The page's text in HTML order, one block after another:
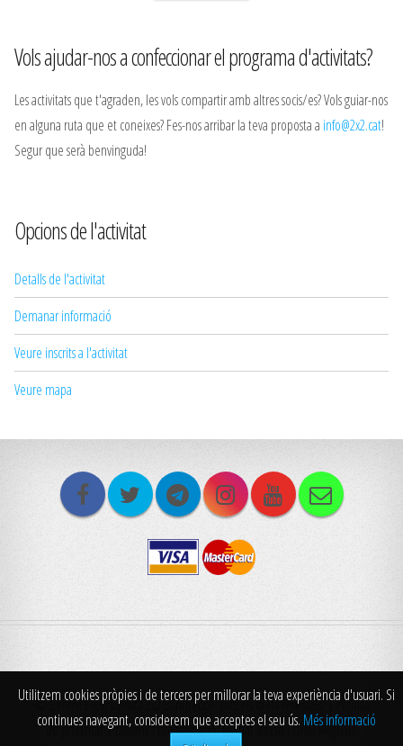
Utilitzem cookies pròpies i de tercers per millorar la teva experiència d'usuari. Si
continues navegant, considerem que acceptes el seu ús. Més informació
Vols ajudar-nos a confeccionar el programa d'activitats?
Les activitats que t'agraden, les vols compartir amb altres socis/es? Vols guiar-nos
en alguna ruta que et coneixes? Fes-nos arribar la teva proposta a info@2x2.cat!
Segur que serà benvinguda!
Opcions de l'activitat
Detalls de l'activitat
Demanar informació
Veure inscrits a l'activitat
Veure mapa
© Centre Excursionista 2x2 Santpedor. Tots els drets reservats. |Politica
de privacitat| Disseny i programació: Bernat Bozzo i Oriol Reguant